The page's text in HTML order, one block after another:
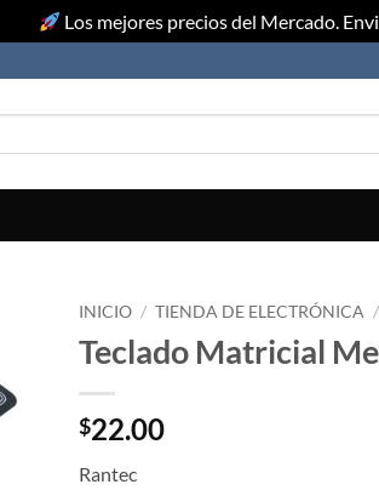
Los mejores precios del Mercado.
INICIO / TIENDA DE ELECTRÓNICA /
Teclado Matricial
$22.00
Rantec